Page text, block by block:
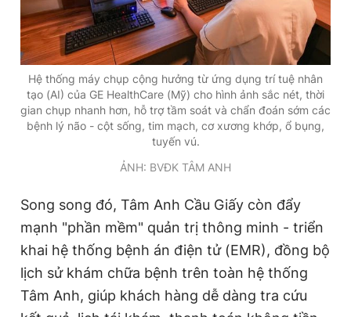
Hệ thống máy chụp cộng hưởng từ ứng dụng trí tuệ nhân
tạo (AI) của GE HealthCare (Mỹ) cho hình ảnh sắc nét, thời
gian chụp nhanh hơn, hỗ trợ tầm soát và chẩn đoán sớm các
bệnh lý não - cột sống, tim mạch, cơ xương khớp, ổ bụng,
tuyến vú.
ẢNH: BVĐK TÂM ANH
Song song đó, Tâm Anh Cầu Giấy còn đẩy
mạnh "phần mềm" quản trị thông minh - triển
khai hệ thống bệnh án điện tử (EMR), đồng bộ
lịch sử khám chữa bệnh trên toàn hệ thống
Tâm Anh, giúp khách hàng dễ dàng tra cứu